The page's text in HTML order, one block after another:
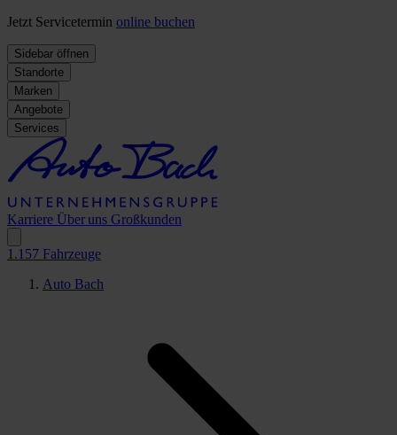
Jetzt Servicetermin online buchen
Sidebar öffnen
Standorte
Marken
Angebote
Services
Karriere Über uns Großkunden
1.157 Fahrzeuge
Auto Bach